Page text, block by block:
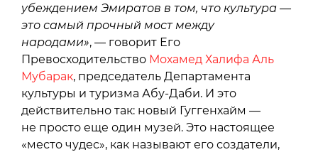
убеждением Эмиратов в том, что культура —
это самый прочный мост между
народами», — говорит Его
Превосходительство Мохамед Халифа Аль
Мубарак, председатель Департамента
культуры и туризма Абу-Даби. И это
действительно так: новый Гуггенхайм —
не просто еще один музей. Это настоящее
«место чудес», как называют его создатели,